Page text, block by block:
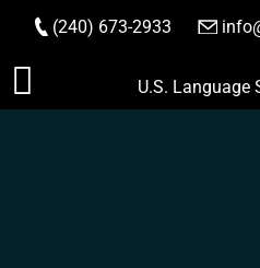
Saltar
(240) 673-2933
U.S. Language